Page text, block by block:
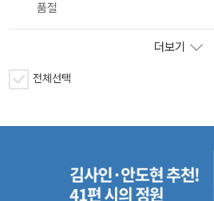
품절
더보기
전체선택